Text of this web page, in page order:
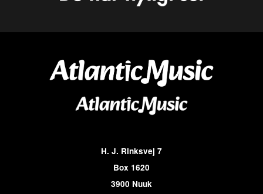
H. J. Rinksvej 7
Box 1620
3900 Nuuk